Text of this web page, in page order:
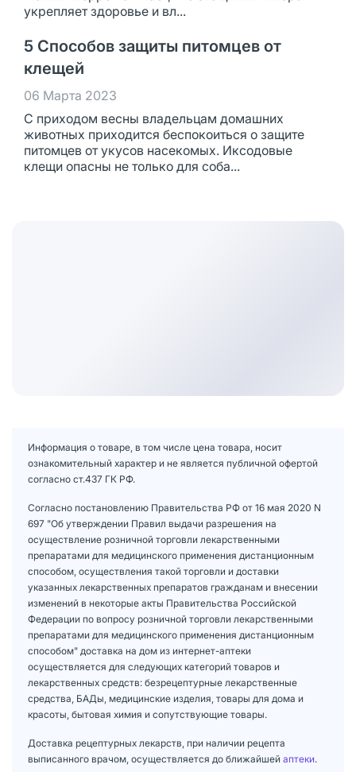
укрепляет здоровье и вл...
5 Способов защиты питомцев от
клещей
06 Марта 2023
С приходом весны владельцам домашних
животных приходится беспокоиться о защите
питомцев от укусов насекомых. Иксодовые
клещи опасны не только для соба...
Информация о товаре, в том числе цена товара, носит
ознакомительный характер и не является публичной офертой
согласно ст.437 ГК РФ.
Согласно постановлению Правительства РФ от 16 мая 2020 N
697 "Об утверждении Правил выдачи разрешения на
осуществление розничной торговли лекарственными
препаратами для медицинского применения дистанционным
способом, осуществления такой торговли и доставки
указанных лекарственных препаратов гражданам и внесении
изменений в некоторые акты Правительства Российской
Федерации по вопросу розничной торговли лекарственными
препаратами для медицинского применения дистанционным
способом" доставка на дом из интернет-аптеки
осуществляется для следующих категорий товаров и
лекарственных средств: безрецептурные лекарственные
средства, БАДы, медицинские изделия, товары для дома и
красоты, бытовая химия и сопутствующие товары.
Доставка рецептурных лекарств, при наличии рецепта
выписанного врачом, осуществляется до ближайшей аптеки.